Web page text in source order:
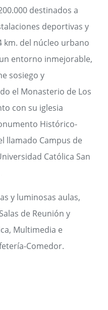
destinados a
deportivas y
km. del núcleo urbano
entorno inmejorable,
sosiego y
el Monasterio de Los
con su iglesia
Histórico-
llamado Campus de
Católica San
y luminosas aulas,
de Reunión y
Multimedia e
Comedor.